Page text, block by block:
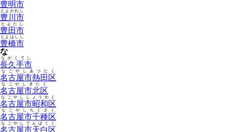
豊明市
豊川市
とよかわし
豊田市
とよたし
豊橋市
とよはしし
な
長久手市
ながくてし
名古屋市熱田区
なごやしあつたく
名古屋市北区
なごやしきたく
名古屋市昭和区
なごやししょうわく
名古屋市千種区
なごやしちくさく
名古屋市天白区
なごやしてんぱくく